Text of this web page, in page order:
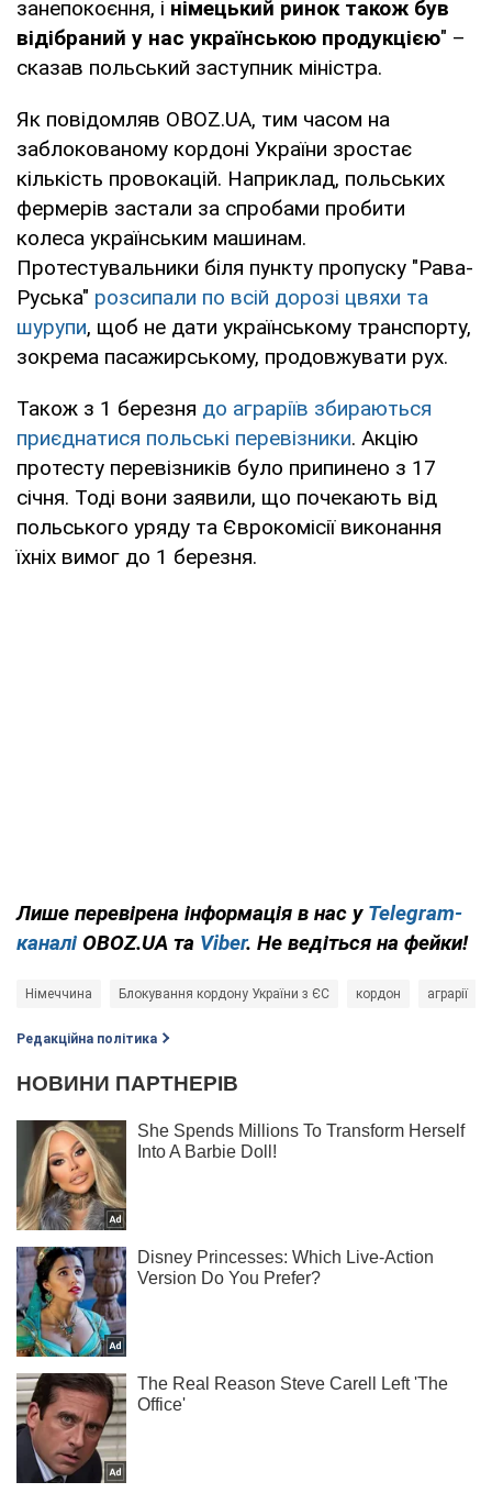
занепокоєння, і німецький ринок також був
відібраний у нас українською продукцією" –
сказав польський заступник міністра.
Як повідомляв OBOZ.UA, тим часом на
заблокованому кордоні України зростає
кількість провокацій. Наприклад, польських
фермерів застали за спробами пробити
колеса українським машинам.
Протестувальники біля пункту пропуску "Рава-
Руська" розсипали по всій дорозі цвяхи та
шурупи, щоб не дати українському транспорту,
зокрема пасажирському, продовжувати рух.
Також з 1 березня до аграріїв збираються
приєднатися польські перевізники. Акцію
протесту перевізників було припинено з 17
січня. Тоді вони заявили, що почекають від
польського уряду та Єврокомісії виконання
їхніх вимог до 1 березня.
Лише перевірена інформація в нас у Telegram-
каналі OBOZ.UA та Viber. Не ведіться на фейки!
Німеччина Блокування кордону України з ЄС кордон аграрії
Редакційна політика